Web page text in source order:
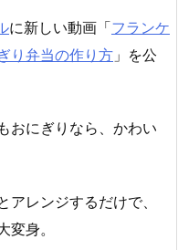
に新しい動画「フランケ
り弁当の作り方 」を公
おにぎりなら、かわい
レンジするだけで、
身。